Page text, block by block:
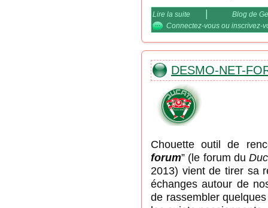
Lire la suite de DCF / Storico, un
|Blog de
Connectez-vous ou inscrivez-
DESMO-NET-
Chouette outil de
forum” (le forum du
2013) vient de tirer sa
échanges autour de
de rassembler